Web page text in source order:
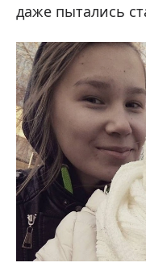
даже пытались